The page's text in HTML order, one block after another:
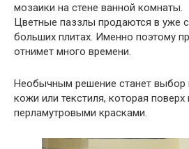
мозаики на стене ванной комнаты.
Цветные паззлы продаются в уже
больших плитах. Именно поэтому
отнимет много времени.
Необычным решение станет выбор
кожи или текстиля, которая
перламутровыми красками.